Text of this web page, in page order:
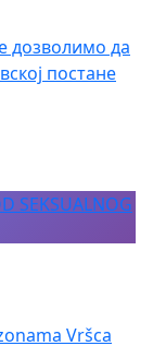
дозволимо да
постане
SEKSUALNOG
Vršca